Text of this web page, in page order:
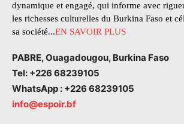
dynamique et engagé, qui informe avec
les richesses culturelles du Burkina Faso et
sa société...EN SAVOIR PLUS
PABRE, Ouagadougou, Burkina Faso
Tel: +226 68239105
WhatsApp : +226 68239105
info@espoir.bf